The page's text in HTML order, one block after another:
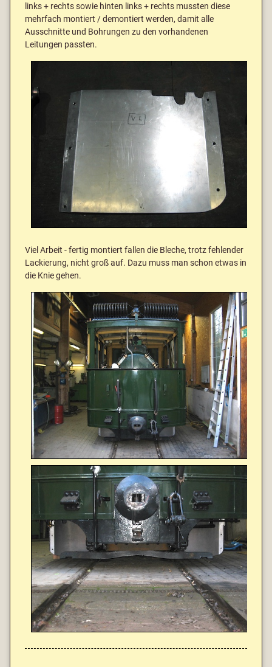
links + rechts sowie hinten links + rechts mussten diese
mehrfach montiert / demontiert werden, damit alle
Ausschnitte und Bohrungen zu den vorhandenen
Leitungen passten.
Viel Arbeit - fertig montiert fallen die Bleche, trotz fehlender
Lackierung, nicht groß auf. Dazu muss man schon etwas in
die Knie gehen.